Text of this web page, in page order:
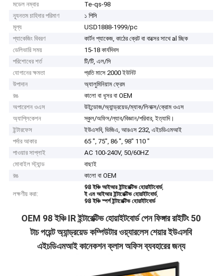
মডেল নম্বার
Te-qs-98
ন্যূনতম চাহিদার পরিমাণ
১ পিসি
মূল্য
USD1888-1999/pc
প্যাকেজিং বিবরণ
কার্টন প্যাকেজ, কাঠের ক্রেট বা বাক্সের সাথে al চ্ছিক
ডেলিভারি সময়
15-18 কার্যদিবস
পরিশোধের শর্ত
টি/টি, এল/সি
যোগানের ক্ষমতা
প্রতি মাসে 2000 ইউনিট
উপাদান
অ্যালুমিনিয়াম ফ্রেম
রঙ
কালো বা ধূসর বা OEM
অপারেশন ওএস
উইন্ডোজ/অ্যান্ড্রয়েড/ম্যাক/লিনাক্স/ক্রোম ওএস
অ্যাপ্লিকেশন
স্কুল/অফিস/ল্যাব/বিজ্ঞান/পরিবার, ইত্যাদি।
ইন্টারফেস
ইউএসবি, ভিজিএ, আরএস 232, এইচডিএমআই
পর্দার আকার
65 ", 75", 86 ", 98" 110 "
পাওয়ার সাপ্লাই
AC 100-240V, 50/60HZ
মোবাইল স্ট্যান্ড
বাছাই
রঙ
কালো বা OEM
লক্ষণীয় করা:
98 ইঞ্চি আইআর ইন্টারেক্টিভ হোয়াইটবোর্ড,
ই এম আইআর ইন্টারেক্টিভ হোয়াইটবোর্ড,
98 ইঞ্চি স্পর্শ ইন্টারেক্টিভ হোয়াইটবোর্ড
OEM 98 ইঞ্চি IR ইন্টারেক্টিভ হোয়াইটবোর্ড পেন ফিঙ্গার রাইটিং 50
টাচ পয়েন্ট অ্যান্ড্রয়েড কম্পিউটার ওয়্যারলেস শেয়ার ইউএসবি
এইচডিএমআই কানেকশন ক্লাস অফিস ব্যবহারের জন্য